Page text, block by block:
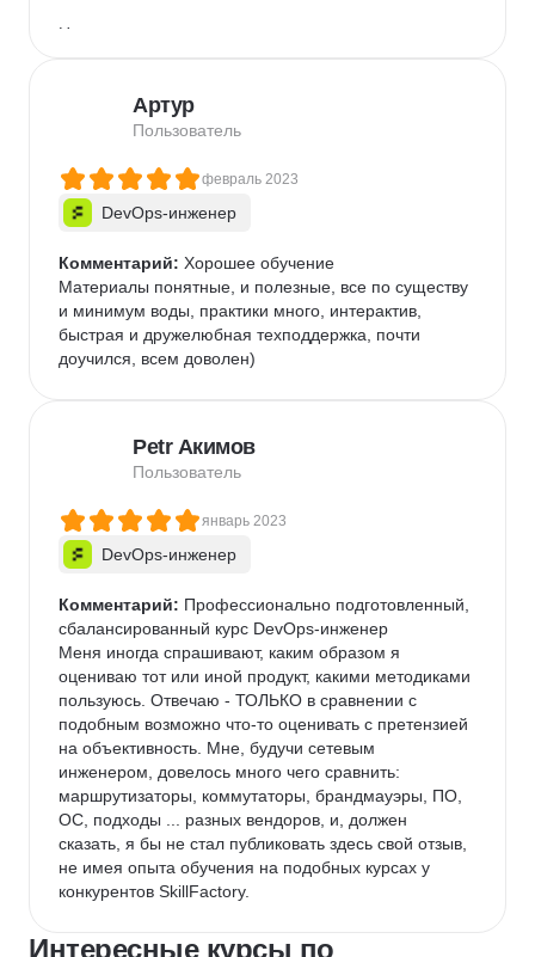
Недостатки
обучаетесь в онлайне здесь и сейчас
В целом положительные эмоции от школы и от
обучения
Артур
Пользователь
февраль 2023
DevOps-инженер
Комментарий: Хорошее обучение
Материалы понятные, и полезные, все по существу
и минимум воды, практики много, интерактив,
быстрая и дружелюбная техподдержка, почти
доучился, всем доволен)
Petr Акимов
Пользователь
январь 2023
DevOps-инженер
Комментарий: Профессионально подготовленный,
сбалансированный курс DevOps-инженер
Меня иногда спрашивают, каким образом я
оцениваю тот или иной продукт, какими методиками
пользуюсь. Отвечаю - ТОЛЬКО в сравнении с
подобным возможно что-то оценивать с претензией
на объективность. Мне, будучи сетевым
инженером, довелось много чего сравнить:
маршрутизаторы, коммутаторы, брандмауэры, ПО,
ОС, подходы ... разных вендоров, и, должен
сказать, я бы не стал публиковать здесь свой отзыв,
не имея опыта обучения на подобных курсах у
конкурентов SkillFactory.
Интересные курсы по